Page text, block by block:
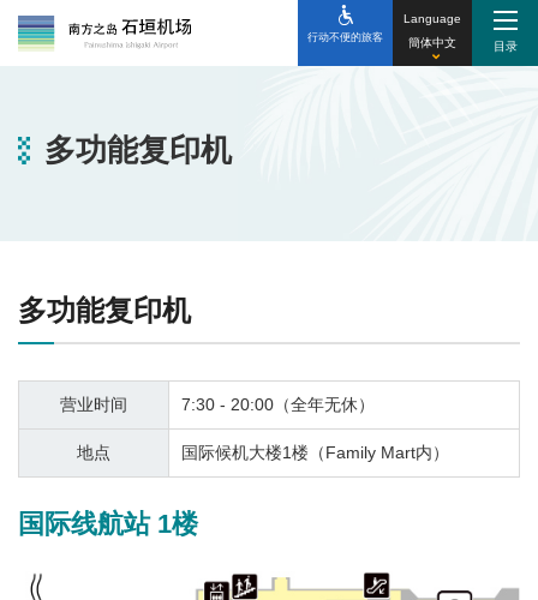
行动不便的旅客
Language
簡体中文
多功能复印机
多功能复印机
营业时间 7:30 - 20:00（全年无休）
地点 国际候机大楼1楼（Family Mart内）
国 际线航站1楼